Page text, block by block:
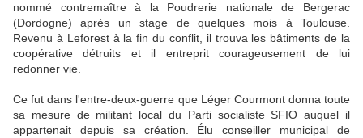
nommé contremaître à la Poudrerie nationale de Bergerac
(Dordogne) après un stage de quelques mois à Toulouse.
Revenu à Leforest à la fin du conflit, il trouva les bâtiments de la
coopérative détruits et il entreprit courageusement de lui
redonner vie.
Ce fut dans l'entre-deux-guerre que Léger Courmont donna toute
sa mesure de militant local du Parti socialiste SFIO auquel il
appartenait depuis sa création. Élu conseiller municipal de